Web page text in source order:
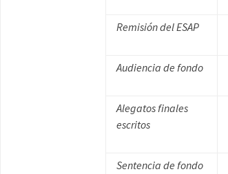
Remisión del ESAP
Audiencia de fondo
Alegatos finales
escritos
Sentencia de fondo